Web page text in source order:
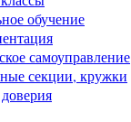
обучение
самоуправление
секции, кружки